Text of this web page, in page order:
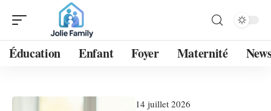
Éducation Enfant Foyer Maternité
14 juillet 2026